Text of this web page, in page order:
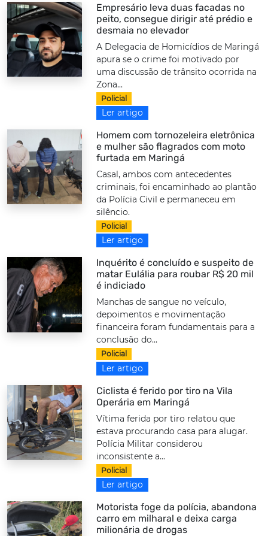
Empresário leva duas facadas no
peito, consegue dirigir até prédio e
desmaia no elevador
A Delegacia de Homicídios de Maringá
apura se o crime foi motivado por
uma discussão de trânsito ocorrida na
Zona...
Policial
Ler artigo
Homem com tornozeleira eletrônica
e mulher são flagrados com moto
furtada em Maringá
Casal, ambos com antecedentes
criminais, foi encaminhado ao plantão
da Polícia Civil e permaneceu em
silêncio.
Policial
Ler artigo
Inquérito é concluído e suspeito de
matar Eulália para roubar R$ 20 mil
é indiciado
Manchas de sangue no veículo,
depoimentos e movimentação
financeira foram fundamentais para a
conclusão do...
Policial
Ler artigo
Ciclista é ferido por tiro na Vila
Operária em Maringá
Vítima ferida por tiro relatou que
estava procurando casa para alugar.
Polícia Militar considerou
inconsistente a...
Policial
Ler artigo
Motorista foge da polícia, abandona
carro em milharal e deixa carga
milionária de drogas